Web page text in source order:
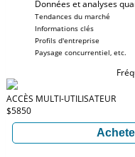
Données et analyses
Tendances du marché
Informations clés
Profils d'entreprise
Paysage concurrentiel, etc.
ACCÈS MULTI-UTILISATEUR
$5850